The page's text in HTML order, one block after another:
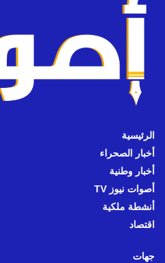
الرئيسية
أخبار الصحراء
أخبار وطنية
أصوات نيوز TV
أنشطة ملكية
اقتصاد
جهات